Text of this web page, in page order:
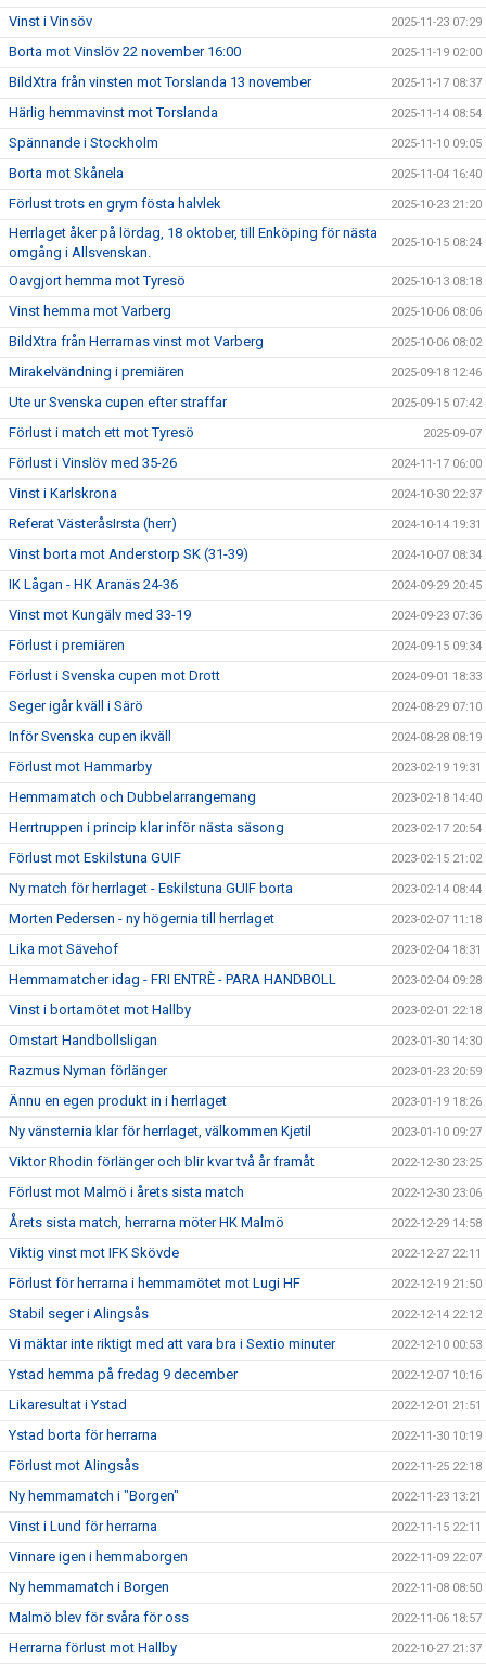
Vinst i Vinsöv 2025-11-23 07:29
Borta mot Vinslöv 22 november 16:00 2025-11-19 02:00
BildXtra från vinsten mot Torslanda 13 november 2025-11-17 08:37
Härlig hemmavinst mot Torslanda 2025-11-14 08:54
Spännande i Stockholm 2025-11-10 09:05
Borta mot Skånela 2025-11-04 16:40
Förlust trots en grym fösta halvlek 2025-10-23 21:20
Herrlaget åker på lördag, 18 oktober, till Enköping för nästa
omgång i Allsvenskan.
2025-10-15 08:24
Oavgjort hemma mot Tyresö 2025-10-13 08:18
Vinst hemma mot Varberg 2025-10-06 08:06
BildXtra från Herrarnas vinst mot Varberg 2025-10-06 08:02
Mirakelvändning i premiären 2025-09-18 12:46
Ute ur Svenska cupen efter straffar 2025-09-15 07:42
Förlust i match ett mot Tyresö 2025-09-07
Förlust i Vinslöv med 35-26 2024-11-17 06:00
Vinst i Karlskrona 2024-10-30 22:37
Referat VästeråsIrsta (herr) 2024-10-14 19:31
Vinst borta mot Anderstorp SK (31-39) 2024-10-07 08:34
IK Lågan - HK Aranäs 24-36 2024-09-29 20:45
Vinst mot Kungälv med 33-19 2024-09-23 07:36
Förlust i premiären 2024-09-15 09:34
Förlust i Svenska cupen mot Drott 2024-09-01 18:33
Seger igår kväll i Särö 2024-08-29 07:10
Inför Svenska cupen ikväll 2024-08-28 08:19
Förlust mot Hammarby 2023-02-19 19:31
Hemmamatch och Dubbelarrangemang 2023-02-18 14:40
Herrtruppen i princip klar inför nästa säsong 2023-02-17 20:54
Förlust mot Eskilstuna GUIF 2023-02-15 21:02
Ny match för herrlaget - Eskilstuna GUIF borta 2023-02-14 08:44
Morten Pedersen - ny högernia till herrlaget 2023-02-07 11:18
Lika mot Sävehof 2023-02-04 18:31
Hemmamatcher idag - FRI ENTRÈ - PARA HANDBOLL 2023-02-04 09:28
Vinst i bortamötet mot Hallby 2023-02-01 22:18
Omstart Handbollsligan 2023-01-30 14:30
Razmus Nyman förlänger 2023-01-23 20:59
Ännu en egen produkt in i herrlaget 2023-01-19 18:26
Ny vänsternia klar för herrlaget, välkommen Kjetil 2023-01-10 09:27
Viktor Rhodin förlänger och blir kvar två år framåt 2022-12-30 23:25
Förlust mot Malmö i årets sista match 2022-12-30 23:06
Årets sista match, herrarna möter HK Malmö 2022-12-29 14:58
Viktig vinst mot IFK Skövde 2022-12-27 22:11
Förlust för herrarna i hemmamötet mot Lugi HF 2022-12-19 21:50
Stabil seger i Alingsås 2022-12-14 22:12
Vi mäktar inte riktigt med att vara bra i Sextio minuter 2022-12-10 00:53
Ystad hemma på fredag 9 december 2022-12-07 10:16
Likaresultat i Ystad 2022-12-01 21:51
Ystad borta för herrarna 2022-11-30 10:19
Förlust mot Alingsås 2022-11-25 22:18
Ny hemmamatch i "Borgen" 2022-11-23 13:21
Vinst i Lund för herrarna 2022-11-15 22:11
Vinnare igen i hemmaborgen 2022-11-09 22:07
Ny hemmamatch i Borgen 2022-11-08 08:50
Malmö blev för svåra för oss 2022-11-06 18:57
Herrarna förlust mot Hallby 2022-10-27 21:37